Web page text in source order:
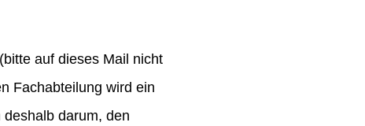
auf dieses Mail nicht
Fachabteilung wird ein
darum, den